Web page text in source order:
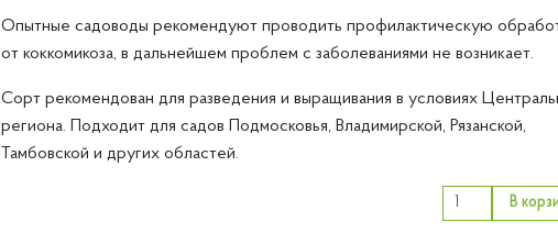
Опытные садоводы рекомендуют проводить профилактическую
от коккомикоза, в дальнейшем проблем с заболеваниями не возникает.
Сорт рекомендован для разведения и выращивания в условиях
региона. Подходит для садов Подмосковья, Владимирской, Рязанской,
Тамбовской и других областей.
В